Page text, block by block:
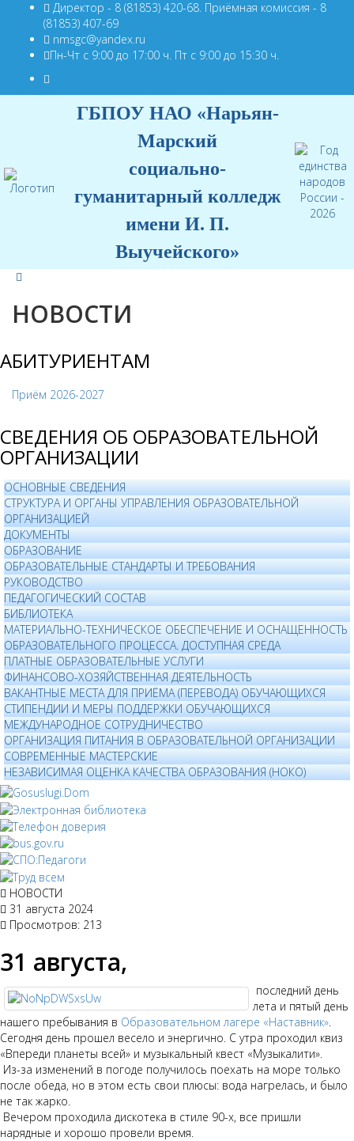
Директор - 8 (81853) 420-68. Приёмная комиссия - 8
(81853) 407-69
nmsgc@yandex.ru
Пн-Чт с 9:00 до 17:00 ч. Пт с 9:00 до 15:30 ч.
ГБПОУ НАО «Нарьян-
Марский
социально-
гуманитарный колледж
имени И. П.
Выучейского»
НОВОСТИ
АБИТУРИЕНТАМ
Приём 2026-2027
СВЕДЕНИЯ ОБ ОБРАЗОВАТЕЛЬНОЙ
ОРГАНИЗАЦИИ
ОСНОВНЫЕ СВЕДЕНИЯ
СТРУКТУРА И ОРГАНЫ УПРАВЛЕНИЯ ОБРАЗОВАТЕЛЬНОЙ
ОРГАНИЗАЦИЕЙ
ДОКУМЕНТЫ
ОБРАЗОВАНИЕ
ОБРАЗОВАТЕЛЬНЫЕ СТАНДАРТЫ И ТРЕБОВАНИЯ
РУКОВОДСТВО
ПЕДАГОГИЧЕСКИЙ СОСТАВ
БИБЛИОТЕКА
МАТЕРИАЛЬНО-ТЕХНИЧЕСКОЕ ОБЕСПЕЧЕНИЕ И ОСНАЩЕННОСТЬ
ОБРАЗОВАТЕЛЬНОГО ПРОЦЕССА. ДОСТУПНАЯ СРЕДА
ПЛАТНЫЕ ОБРАЗОВАТЕЛЬНЫЕ УСЛУГИ
ФИНАНСОВО-ХОЗЯЙСТВЕННАЯ ДЕЯТЕЛЬНОСТЬ
ВАКАНТНЫЕ МЕСТА ДЛЯ ПРИЁМА (ПЕРЕВОДА) ОБУЧАЮЩИХСЯ
СТИПЕНДИИ И МЕРЫ ПОДДЕРЖКИ ОБУЧАЮЩИХСЯ
МЕЖДУНАРОДНОЕ СОТРУДНИЧЕСТВО
ОРГАНИЗАЦИЯ ПИТАНИЯ В ОБРАЗОВАТЕЛЬНОЙ ОРГАНИЗАЦИИ
СОВРЕМЕННЫЕ МАСТЕРСКИЕ
НЕЗАВИСИМАЯ ОЦЕНКА КАЧЕСТВА ОБРАЗОВАНИЯ (НОКО)
НОВОСТИ
31 августа 2024
Просмотров: 213
31 августа,
последний день
лета и пятый день
нашего пребывания в Образовательном лагере «Наставник»
Сегодня день прошел весело и энергично. С утра проходил квиз
«Впереди планеты всей» и музыкальный квест «Музыкалити».
Из-за изменений в погоде получилось поехать на море только
после обеда, но в этом есть свои плюсы: вода нагрелась, и было
не так жарко.
Вечером проходила дискотека в стиле 90-х, все пришли
нарядные и хорошо провели время.